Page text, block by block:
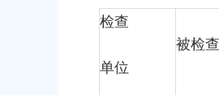
检查
单位
被检